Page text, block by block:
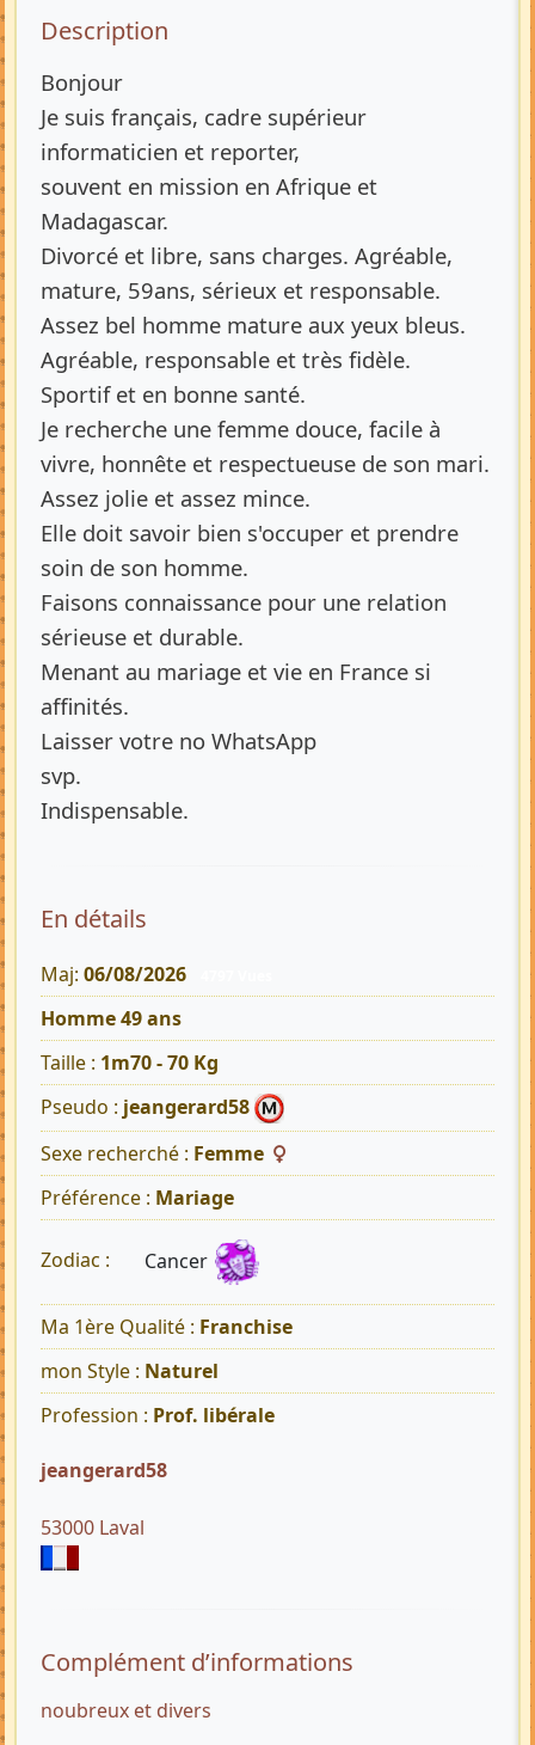
Description de l’annonce
Description
Bonjour
Je suis français, cadre supérieur
informaticien et reporter,
souvent en mission en Afrique et
Madagascar.
Divorcé et libre, sans charges. Agréable,
mature, 59ans, sérieux et responsable.
Assez bel homme mature aux yeux bleus.
Agréable, responsable et très fidèle.
Sportif et en bonne santé.
Je recherche une femme douce, facile à
vivre, honnête et respectueuse de son mari.
Assez jolie et assez mince.
Elle doit savoir bien s'occuper et prendre
soin de son homme.
Faisons connaissance pour une relation
sérieuse et durable.
Menant au mariage et vie en France si
affinités.
Laisser votre no WhatsApp
svp.
Indispensable.
En détails
Maj: 06/08/2026
Homme 49 ans
Taille : 1m70 - 70 Kg
Pseudo : jeangerard58
Sexe recherché : Femme
Préférence : Mariage
Zodiac : Cancer
Ma 1ère Qualité : Franchise
mon Style : Naturel
Profession : Prof. libérale
jeangerard58
53000 Laval
Complément d’informations
noubreux et divers